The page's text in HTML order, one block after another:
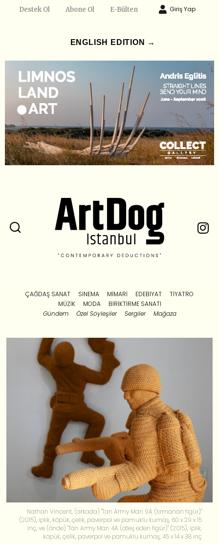
Destek Ol Abone Ol E-Bülten Giriş Yap
ENGLISH EDITION →
ÇAĞDAŞ SANAT SINEMA MIMARI EDEBIYAT
TIYATRO
MÜZIK
MODA
BIRIKTIRME SANATI
Gündem
Özel Söyleşiler Sergiler Mağaza
Nathan Vincent, (arkada) "Tan Army Man 9A (tırmanan figür)"
(2015), iplik, köpük, çelik, paverpol ve pamuklu kumaş, 60 x 29 x 15
inç, ve (önde) "Tan Army Man 4A (ateş eden figür)" (2015), iplik,
köpük, çelik, paverpol ve pamuklu kumaş, 45 x 14 x 38 inç